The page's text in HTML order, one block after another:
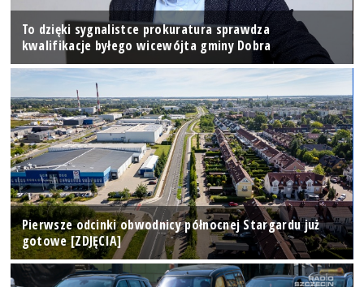
To dzięki sygnalistce prokuratura sprawdza
kwalifikacje byłego wicewójta gminy Dobra
Pierwsze odcinki obwodnicy północnej Stargardu już
gotowe [ZDJĘCIA]